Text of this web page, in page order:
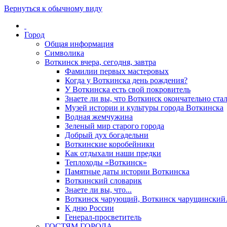
Вернуться к обычному виду
Город
Общая информация
Символика
Воткинск вчера, сегодня, завтра
Фамилии первых мастеровых
Когда у Воткинска день рождения?
У Воткинска есть свой покровитель
Знаете ли вы, что Воткинск окончательно
Музей истории и культуры города Воткинска
Водная жемчужина
Зеленый мир старого города
Добрый дух богадельни
Воткинские коробейники
Как отдыхали наши предки
Теплоходы «Воткинск»
Памятные даты истории Воткинска
Воткинский словарик
Знаете ли вы, что...
Воткинск чарующий, Воткинск
К дню России
Генерал-просветитель